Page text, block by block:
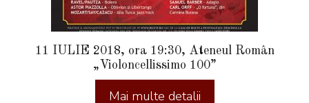
11 IULIE 2018, ora 19:30, Ateneul Român
„Violoncellissimo 100”